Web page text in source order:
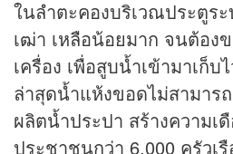
ในลำตะคองบริเวณประตูร
เฒ่า เหลือน้อยมาก จนต้อง
เครื่อง เพื่อสูบน้ำเข้ามาเก็
ล่าสุดน้ำแห้งขอดไม่สามาร
ผลิตน้ำประปา สร้างความเ
ประชาชนกว่า 6,000 ครัวเ